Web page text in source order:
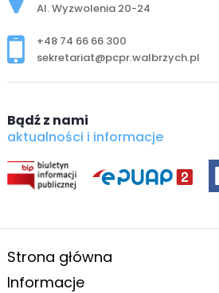
Al. Wyzwolenia 20-24
+48 74 66 66 300
sekretariat@pcpr.walbrzych.pl
Bądź z nami
aktualności i informacje
Strona główna
Informacje